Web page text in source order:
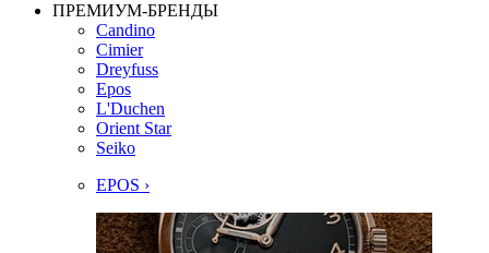
ПРЕМИУМ-БРЕНДЫ
Candino
Cimier
Dreyfuss
Epos
L'Duchen
Orient Star
Seiko
EPOS ›